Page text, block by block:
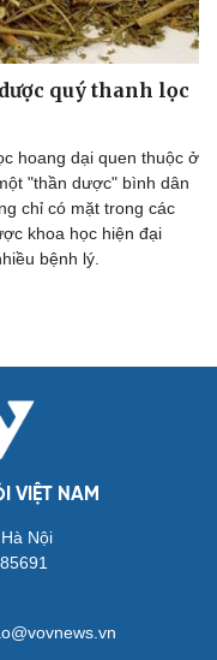
quý thanh lọc
hoang dại quen thuộc ở
"thần dược" bình dân
chỉ có mặt trong các
khoa học hiện đại
bệnh lý.
VIỆT NAM
Nội